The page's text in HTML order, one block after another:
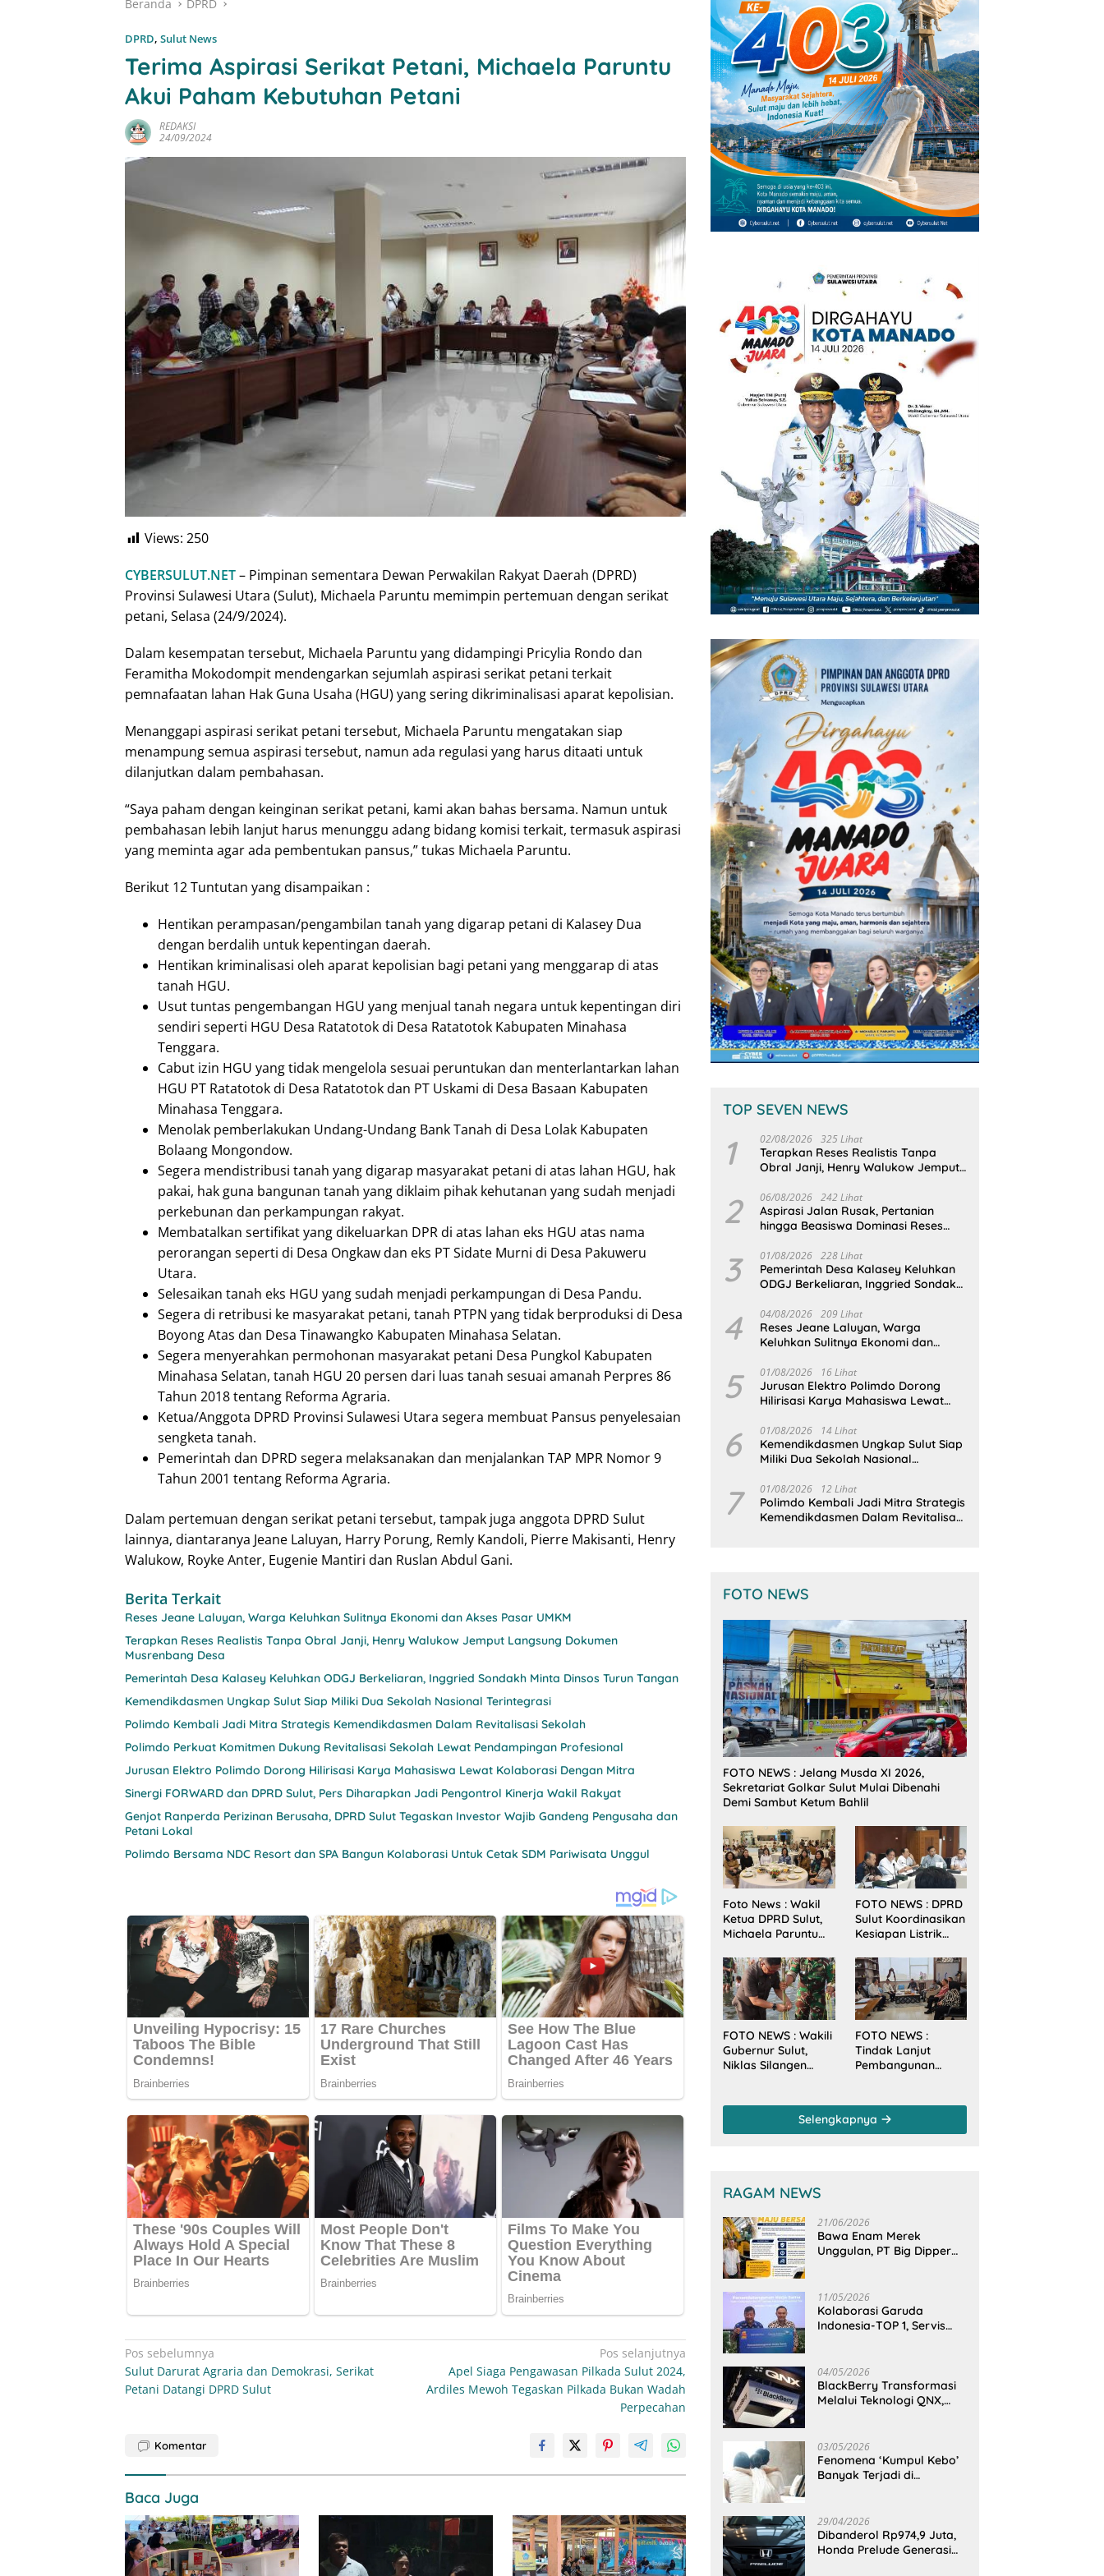
Beranda DPRD
DPRD, Sulut News
Terima Aspirasi Serikat Petani, Michaela Paruntu
Akui Paham Kebutuhan Petani
REDAKSI
24/09/2024
Views: 250
CYBERSULUT.NET– Pimpinan sementara Dewan Perwakilan Rakyat Daerah (DPRD)
Provinsi Sulawesi Utara (Sulut), Michaela Paruntu memimpin pertemuan dengan serikat
petani, Selasa (24/9/2024).
Dalam kesempatan tersebut, Michaela Paruntu yang didampingi Pricylia Rondo dan
Feramitha Mokodompit mendengarkan sejumlah aspirasi serikat petani terkait
pemnafaatan lahan Hak Guna Usaha (HGU) yang sering dikriminalisasi aparat kepolisian.
Menanggapi aspirasi serikat petani tersebut, Michaela Paruntu mengatakan siap
menampung semua aspirasi tersebut, namun ada regulasi yang harus ditaati untuk
dilanjutkan dalam pembahasan.
“Saya paham dengan keinginan serikat petani, kami akan bahas bersama. Namun untuk
pembahasan lebih lanjut harus menunggu adang bidang komisi terkait, termasuk aspirasi
yang meminta agar ada pembentukan pansus,” tukas Michaela Paruntu.
Berikut 12 Tuntutan yang disampaikan :
Hentikan perampasan/pengambilan tanah yang digarap petani di Kalasey Dua
dengan berdalih untuk kepentingan daerah.
Hentikan kriminalisasi oleh aparat kepolisian bagi petani yang menggarap di atas
tanah HGU.
Usut tuntas pengembangan HGU yang menjual tanah negara untuk kepentingan diri
sendiri seperti HGU Desa Ratatotok di Desa Ratatotok Kabupaten Minahasa
Tenggara.
Cabut izin HGU yang tidak mengelola sesuai peruntukan dan menterlantarkan lahan
HGU PT Ratatotok di Desa Ratatotok dan PT Uskami di Desa Basaan Kabupaten
Minahasa Tenggara.
Menolak pemberlakukan Undang-Undang Bank Tanah di Desa Lolak Kabupaten
Bolaang Mongondow.
Segera mendistribusi tanah yang digarap masyarakat petani di atas lahan HGU, hak
pakai, hak guna bangunan tanah yang diklaim pihak kehutanan yang sudah menjadi
perkebunan dan perkampungan rakyat.
Membatalkan sertifikat yang dikeluarkan DPR di atas lahan eks HGU atas nama
perorangan seperti di Desa Ongkaw dan eks PT Sidate Murni di Desa Pakuweru
Utara.
Selesaikan tanah eks HGU yang sudah menjadi perkampungan di Desa Pandu.
Segera di retribusi ke masyarakat petani, tanah PTPN yang tidak berproduksi di Desa
Boyong Atas dan Desa Tinawangko Kabupaten Minahasa Selatan.
Segera menyerahkan permohonan masyarakat petani Desa Pungkol Kabupaten
Minahasa Selatan, tanah HGU 20 persen dari luas tanah sesuai amanah Perpres 86
Tahun 2018 tentang Reforma Agraria.
Ketua/Anggota DPRD Provinsi Sulawesi Utara segera membuat Pansus penyelesaian
sengketa tanah.
Pemerintah dan DPRD segera melaksanakan dan menjalankan TAP MPR Nomor 9
Tahun 2001 tentang Reforma Agraria.
Dalam pertemuan dengan serikat petani tersebut, tampak juga anggota DPRD Sulut
lainnya, diantaranya Jeane Laluyan, Harry Porung, Remly Kandoli, Pierre Makisanti, Henry
Walukow, Royke Anter, Eugenie Mantiri dan Ruslan Abdul Gani.
Berita Terkait
Reses Jeane Laluyan, Warga Keluhkan Sulitnya Ekonomi dan Akses Pasar UMKM
Terapkan Reses Realistis Tanpa Obral Janji, Henry Walukow Jemput Langsung Dokumen
Musrenbang Desa
Pemerintah Desa Kalasey Keluhkan ODGJ Berkeliaran, Inggried Sondakh Minta Dinsos Turun Tangan
Kemendikdasmen Ungkap Sulut Siap Miliki Dua Sekolah Nasional Terintegrasi
Polimdo Kembali Jadi Mitra Strategis Kemendikdasmen Dalam Revitalisasi Sekolah
Polimdo Perkuat Komitmen Dukung Revitalisasi Sekolah Lewat Pendampingan Profesional
Jurusan Elektro Polimdo Dorong Hilirisasi Karya Mahasiswa Lewat Kolaborasi Dengan Mitra
Sinergi FORWARD dan DPRD Sulut, Pers Diharapkan Jadi Pengontrol Kinerja Wakil Rakyat
Genjot Ranperda Perizinan Berusaha, DPRD Sulut Tegaskan Investor Wajib Gandeng Pengusaha dan
Petani Lokal
Polimdo Bersama NDC Resort dan SPA Bangun Kolaborasi Untuk Cetak SDM Pariwisata Unggul
Navigasi
pos
Pos sebelumnya
Sulut Darurat Agraria dan Demokrasi, Serikat
Petani Datangi DPRD Sulut
Pos selanjutnya
Apel Siaga Pengawasan Pilkada Sulut 2024,
Ardiles Mewoh Tegaskan Pilkada Bukan Wadah
Perpecahan
Komentar
Baca Juga
TOP SEVEN NEWS
1 02/08/2026 325 Lihat
Terapkan Reses Realistis Tanpa
Obral Janji, Henry Walukow Jemput
Desa
2 06/08/2026 242 Lihat
Aspirasi Jalan Rusak, Pertanian
hingga Beasiswa Dominasi Reses
3 01/08/2026 228 Lihat
Pemerintah Desa Kalasey Keluhkan
ODGJ Berkeliaran, Inggried Sondakh
4 04/08/2026 209 Lihat
Reses Jeane Laluyan, Warga
Keluhkan Sulitnya Ekonomi dan
5 01/08/2026 16 Lihat
Jurusan Elektro Polimdo Dorong
Hilirisasi Karya Mahasiswa Lewat
6 01/08/2026 14 Lihat
Kemendikdasmen Ungkap Sulut Siap
Miliki Dua Sekolah Nasional
7 01/08/2026 12 Lihat
Polimdo Kembali Jadi Mitra Strategis
Kemendikdasmen Dalam Revitalisasi
FOTO NEWS
FOTO NEWS : Jelang Musda XI 2026,
Sekretariat Golkar Sulut Mulai Dibenahi
Demi Sambut Ketum Bahlil
Foto News : Wakil
Ketua DPRD Sulut,
Michaela Paruntu
Makan Malam
Gubernur Sulut
Bersama
Wamenkes RI
FOTO NEWS : DPRD
Sulut Koordinasikan
Kesiapan Listrik
Tahun Baru 2026
FOTO NEWS : Wakili
Gubernur Sulut,
Niklas Silangen
Desa Arakan Minsel
FOTO NEWS :
Tindak Lanjut
Pembangunan
Sulut Sambangi
Dirjen SDA
Selengkapnya
RAGAM NEWS
21/06/2026
Bawa Enam Merek
Unggulan, PT Big Dipper
Pasar di Sulawesi Utara
11/05/2026
Kolaborasi Garuda
Indonesia-TOP 1, Servis
04/05/2026
BlackBerry Transformasi
Melalui Teknologi QNX,
Otomotif
03/05/2026
Fenomena ‘Kumpul Kebo’
Banyak Terjadi di
di Kota Manado
29/04/2026
Dibanderol Rp974,9 Juta,
Honda Prelude Generasi